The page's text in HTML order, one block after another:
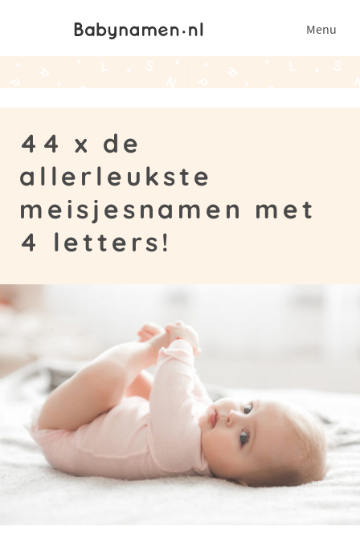
Menu
44 x de
allerleukste
meisjesnamen met
4 letters!